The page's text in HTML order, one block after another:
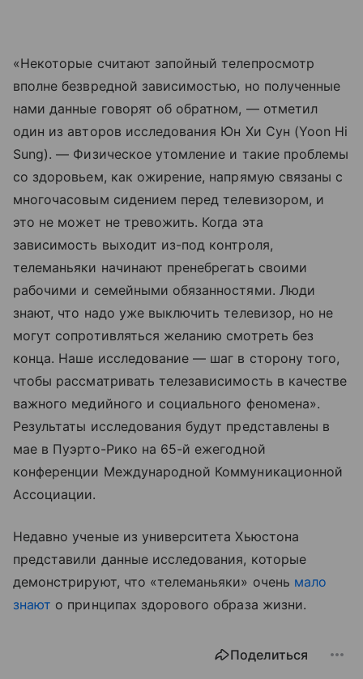
«Некоторые считают запойный телепросмотр
вполне безвредной зависимостью, но полученные
нами данные говорят об обратном, — отметил
один из авторов исследования Юн Хи Сун (Yoon Hi
Sung). — Физическое утомление и такие проблемы
со здоровьем, как ожирение, напрямую связаны с
многочасовым сидением перед телевизором, и
это не может не тревожить. Когда эта
зависимость выходит из-под контроля,
телеманьяки начинают пренебрегать своими
рабочими и семейными обязанностями. Люди
знают, что надо уже выключить телевизор, но не
могут сопротивляться желанию смотреть без
конца. Наше исследование — шаг в сторону того,
чтобы рассматривать телезависимость в качестве
важного медийного и социального феномена».
Результаты исследования будут представлены в
мае в Пуэрто-Рико на 65-й ежегодной
конференции Международной Коммуникационной
Ассоциации.
Недавно ученые из университета Хьюстона
представили данные исследования, которые
демонстрируют, что «телеманьяки» очень мало
знают о принципах здорового образа жизни.
Поделиться